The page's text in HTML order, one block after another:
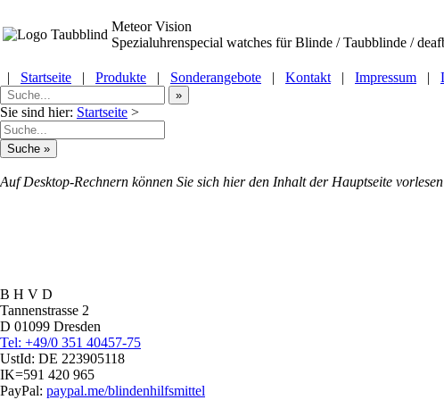
Meteor Vision
Spezialuhrenspecial watches für Blinde / Taubblinde /
|
Startseite | Produkte | Sonderangebote | Kontakt | Impressum |
Sie sind hier: Startseite >
Auf Desktop-Rechnern können Sie sich hier den Inhalt der Hauptseite
B H V D
Tannenstrasse 2
D 01099 Dresden
Tel: +49/0 351 40457-75
UstId: DE 223905118
IK=591 420 965
PayPal: paypal.me/blindenhilfsmittel